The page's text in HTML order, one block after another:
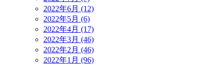
2022年6月 (12)
2022年5月 (6)
2022年4月 (17)
2022年3月 (46)
2022年2月 (46)
2022年1月 (96)